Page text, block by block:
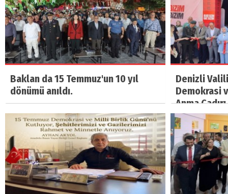
Baklan da 15 Temmuz'un 10 yıl
dönümü anıldı.
Denizli
Demokrasi
Anma